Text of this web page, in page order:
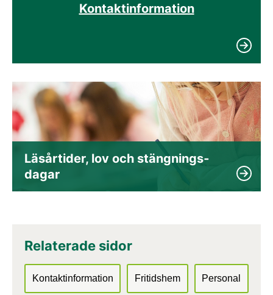
Kontaktinformation
Läsårtider, lov och stängnings­
dagar
Relaterade sidor
Kontaktinformation Fritidshem Personal